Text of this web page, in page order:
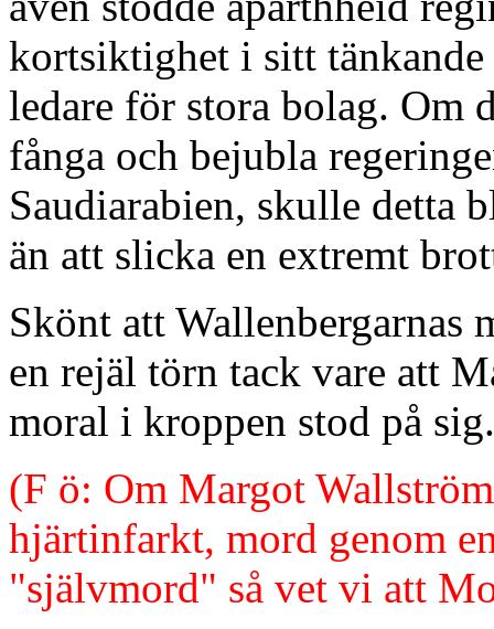
kortsiktighet i sitt
ledare för stora bolag.
fånga och bejubla
Saudiarabien, skulle detta
än att slicka en extremt
Skönt att Wallenbergarnas
en rejäl törn tack vare att
moral i kroppen stod på
(F ö: Om Margot
hjärtinfarkt, mord genom
"självmord" så vet vi att